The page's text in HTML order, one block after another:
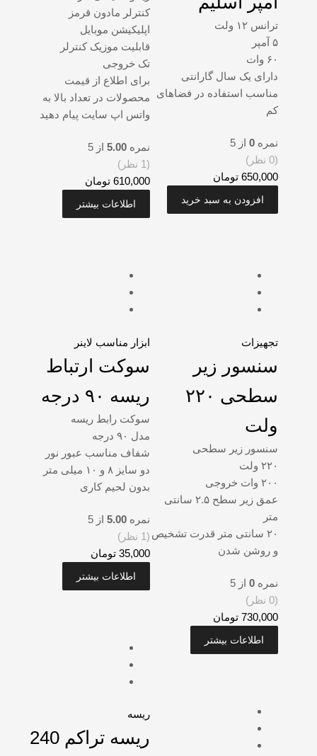
ترانس ۱۲ ولت
۵ آمپر
۶۰ وات
دارای یک سال گارانتی
مناسب استفاده در فضاهای
کم
نمره 0 از 5
(0 نظر)
650,000 تومان
افزودن به سبد خرید
کنترلر مادون قرمز
اپلیکیشن موبایل
قابلیت موزیک کنترلر
تک خروجی
برای اطلاع از قیمت
محصولات در تعداد بالا به
واتس اپ سایت پیام دهید
نمره5.00 از 5
(1 نظر)
610,000 تومان
اطلاعات بیشتر
تجهیزات
سنسور زیر
سطحی ۲۲۰
ولت
سنسور زیر سطحی
۲۲۰ ولت
۲۰۰ وات خروجی
عمق زیر سطح ۲.۵ سانتی
متر
۲۰ سانتی متر قدرت تشخیص
و روشن شدن
نمره 0 از 5
(0 نظر)
730,000 تومان
اطلاعات بیشتر
ابزار مناسب لاینر
سوکت ارتباط
ریسه ۹۰ درجه
سوکت رابط ریسه
مدل ۹۰ درجه
شفاف مناسب عبور نور
دو سایز ۸ و ۱۰ میلی متر
بدون لحیم کاری
نمره5.00 از 5
(1 نظر)
35,000 تومان
اطلاعات بیشتر
ریسه
ریسه تراکم 240